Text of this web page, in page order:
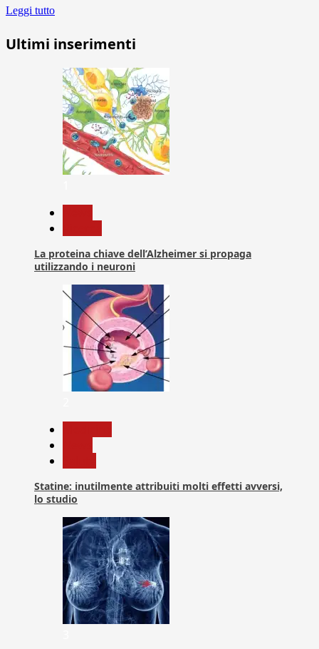
Leggi tutto
Ultimi inserimenti
La proteina chiave dell’Alzheimer si propaga
utilizzando i neuroni
Statine: inutilmente attribuiti molti effetti avversi,
lo studio